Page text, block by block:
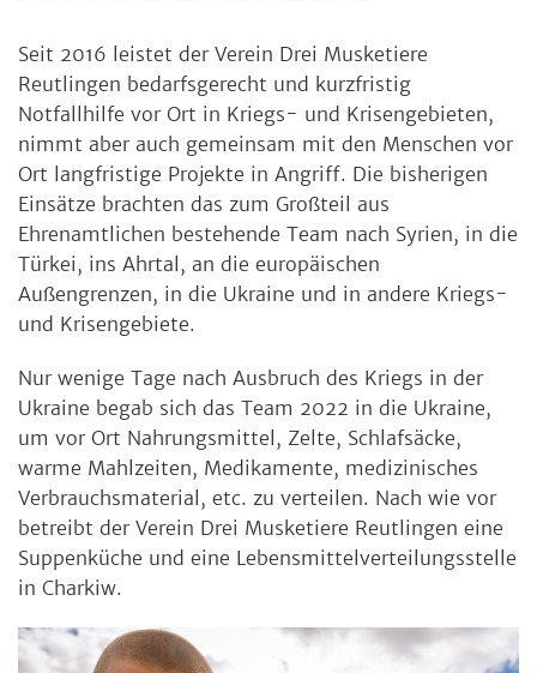
Seit 2016 leistet der Verein Drei Musketiere
Reutlingen bedarfsgerecht und kurzfristig
Notfallhilfe vor Ort in Kriegs- und Krisengebieten,
nimmt aber auch gemeinsam mit den Menschen vor
Ort langfristige Projekte in Angriff. Die bisherigen
Einsätze brachten das zum Großteil aus
Ehrenamtlichen bestehende Team nach Syrien, in die
Türkei, ins Ahrtal, an die europäischen
Außengrenzen, in die Ukraine und in andere Kriegs-
und Krisengebiete.
Nur wenige Tage nach Ausbruch des Kriegs in der
Ukraine begab sich das Team 2022 in die Ukraine,
um vor Ort Nahrungsmittel, Zelte, Schlafsäcke,
warme Mahlzeiten, Medikamente, medizinisches
Verbrauchsmaterial, etc. zu verteilen. Nach wie vor
betreibt der Verein Drei Musketiere Reutlingen eine
Suppenküche und eine Lebensmittelverteilungsstelle
in Charkiw.